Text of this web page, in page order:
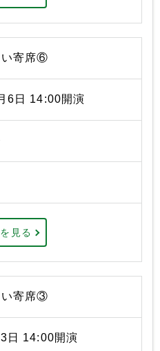
い寄席⑥
6日 14:00開演
見る
い寄席③
日 14:00開演